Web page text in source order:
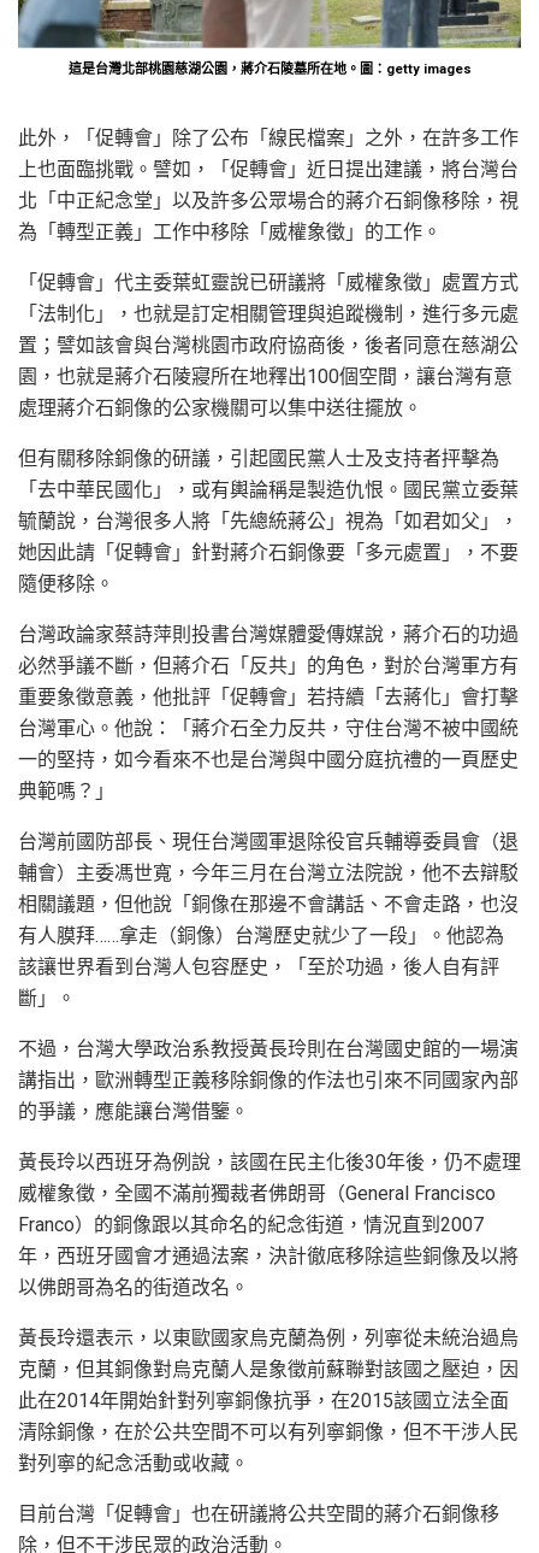
這是台灣北部桃園慈湖公園，蔣介石陵墓所在地。圖：getty images
此外，「促轉會」除了公布「線民檔案」之外，在許多工作
上也面臨挑戰。譬如，「促轉會」近日提出建議，將台灣台
北「中正紀念堂」以及許多公眾場合的蔣介石銅像移除，視
為「轉型正義」工作中移除「威權象徵」的工作。
「促轉會」代主委葉虹靈說已研議將「威權象徵」處置方式
「法制化」，也就是訂定相關管理與追蹤機制，進行多元處
置；譬如該會與台灣桃園市政府協商後，後者同意在慈湖公
園，也就是蔣介石陵寢所在地釋出100個空間，讓台灣有意
處理蔣介石銅像的公家機關可以集中送往擺放。
但有關移除銅像的研議，引起國民黨人士及支持者抨擊為
「去中華民國化」，或有輿論稱是製造仇恨。國民黨立委葉
毓蘭說，台灣很多人將「先總統蔣公」視為「如君如父」，
她因此請「促轉會」針對蔣介石銅像要「多元處置」，不要
隨便移除。
台灣政論家蔡詩萍則投書台灣媒體愛傳媒說，蔣介石的功過
必然爭議不斷，但蔣介石「反共」的角色，對於台灣軍方有
重要象徵意義，他批評「促轉會」若持續「去蔣化」會打擊
台灣軍心。他說：「蔣介石全力反共，守住台灣不被中國統
一的堅持，如今看來不也是台灣與中國分庭抗禮的一頁歷史
典範嗎？」
台灣前國防部長、現任台灣國軍退除役官兵輔導委員會（退
輔會）主委馮世寬，今年三月在台灣立法院說，他不去辯駁
相關議題，但他說「銅像在那邊不會講話、不會走路，也沒
有人膜拜……拿走（銅像）台灣歷史就少了一段」。他認為
該讓世界看到台灣人包容歷史，「至於功過，後人自有評
斷」。
不過，台灣大學政治系教授黃長玲則在台灣國史館的一場演
講指出，歐洲轉型正義移除銅像的作法也引來不同國家內部
的爭議，應能讓台灣借鑒。
黃長玲以西班牙為例說，該國在民主化後30年後，仍不處理
威權象徵，全國不滿前獨裁者佛朗哥（General Francisco
Franco）的銅像跟以其命名的紀念街道，情況直到2007
年，西班牙國會才通過法案，決計徹底移除這些銅像及以將
以佛朗哥為名的街道改名。
黃長玲還表示，以東歐國家烏克蘭為例，列寧從未統治過烏
克蘭，但其銅像對烏克蘭人是象徵前蘇聯對該國之壓迫，因
此在2014年開始針對列寧銅像抗爭，在2015該國立法全面
清除銅像，在於公共空間不可以有列寧銅像，但不干涉人民
對列寧的紀念活動或收藏。
目前台灣「促轉會」也在研議將公共空間的蔣介石銅像移
除，但不干涉民眾的政治活動。